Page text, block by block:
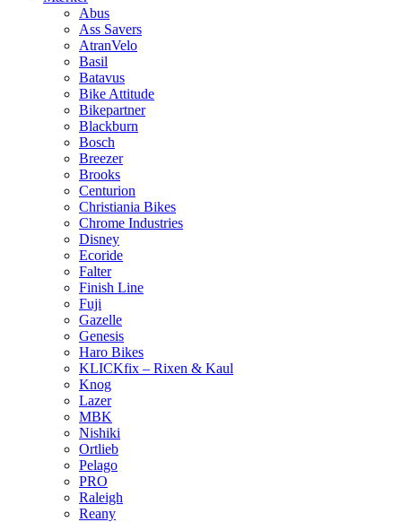
Abus
Ass Savers
AtranVelo
Basil
Batavus
Bike Attitude
Bikepartner
Blackburn
Bosch
Breezer
Brooks
Centurion
Christiania Bikes
Chrome Industries
Disney
Ecoride
Falter
Finish Line
Fuji
Gazelle
Genesis
Haro Bikes
KLICKfix – Rixen & Kaul
Knog
Lazer
MBK
Nishiki
Ortlieb
Pelago
PRO
Raleigh
Reany